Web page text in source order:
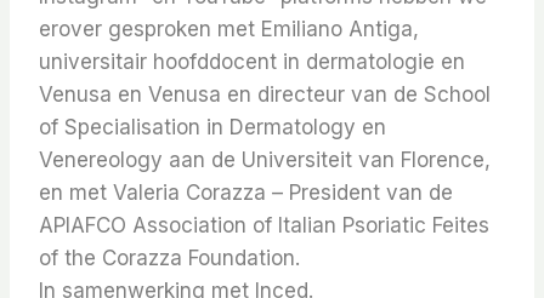
erover gesproken met Emiliano Antiga,
universitair hoofddocent in dermatologie en
Venusa en Venusa en directeur van de School
of Specialisation in Dermatology en
Venereology aan de Universiteit van Florence,
en met Valeria Corazza – President van de
APIAFCO Association of Italian Psoriatic Feites
of the Corazza Foundation.
In samenwerking met Inced.